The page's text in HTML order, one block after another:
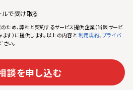
で受け取る
ため、弊社と契約するサービス提供企業（当該サービ
す）に提供します。以上の内容と 利用規約、プライバ
い。
談を申し込む